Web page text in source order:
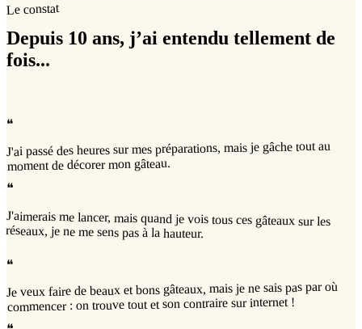
Le constat
Depuis 10 ans, j’ai entendu tellement de
fois...
❝
J'ai passé des heures sur mes préparations, mais je gâche tout au
moment de décorer mon gâteau.
❝
J'aimerais me lancer, mais quand je vois tous ces gâteaux sur les
réseaux, je ne me sens pas à la hauteur.
❝
Je veux faire de beaux et bons gâteaux, mais je ne sais pas par où
commencer : on trouve tout et son contraire sur internet !